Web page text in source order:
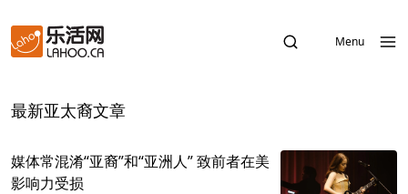
Menu
最新亚太裔文章
媒体常混淆“亚裔”和“亚洲人” 致前者在美
影响力受损